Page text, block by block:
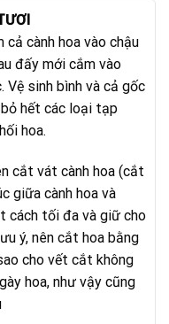
cành hoa vào chậu
đấy mới cắm vào
Vệ sinh bình và cả gốc
hết các loại tạp
hoa.
cắt vát cành hoa (cắt
giữa cành hoa và
cách tối đa và giữ cho
ý, nên cắt hoa bằng
cho vết cắt không
hoa, như vậy cũng